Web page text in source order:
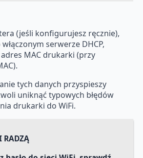
(jeśli konfigurujesz ręcznie),
serwerze DHCP,
MAC drukarki (przy
tych danych przyspieszy
uniknąć typowych błędów
drukarki do WiFi.
RADZĄ